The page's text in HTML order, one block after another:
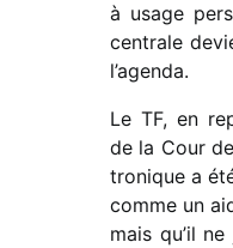
à usage
centrale
l’agenda.
Le TF, en
de la Cour
tro­nique a
comme un
mais qu’il